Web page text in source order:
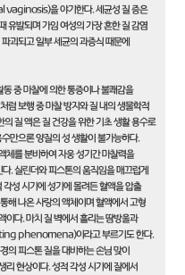
vaginosis)을 야기한다. 세균성 질 증은
유발되며 가임 여성의 가장 흔한 질 감염
괴되고 일부 세균의 과증식 때문에
중 마찰에 의한 통증이나 불쾌감을
럼 보행 중 마찰 방지와 질 내의 생물학적
질 액은 질 건강을 위한 기초 생활 용수로
만으론 양질의 성 생활이 불가능하다.
체를 분비하여 자웅 성기간 마찰력을
. 실린더와 피스톤의 움직임을 매끄럽게
성 시기에 성기에 몰려든 혈액을 압출
해 나온 사랑의 액체이며 혈액에서 고형
이다. 마치 질 벽에서 흘리는 땀방울과
phenomena)이라고 부르기도 한다.
의 피스톤 질을 대비하는 손님 맞이
리 현상이다. 성적 각성 시기에 질에서